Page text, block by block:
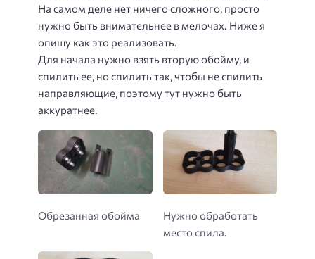
На самом деле нет ничего сложного, просто
нужно быть внимательнее в мелочах. Ниже я
опишу как это реализовать.
Для начала нужно взять вторую обойму, и
спилить ее, но спилить так, чтобы не спилить
направляющие, поэтому тут нужно быть
аккуратнее.
Обрезанная обойма
Нужно обработать
место спила.